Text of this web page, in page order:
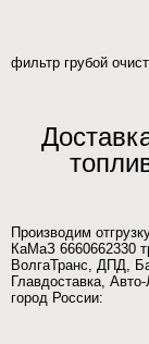
фильтр грубой
Производим
КаМаЗ 6660662330
ВолгаТранс, ДПД,
Главдоставка,
город России: